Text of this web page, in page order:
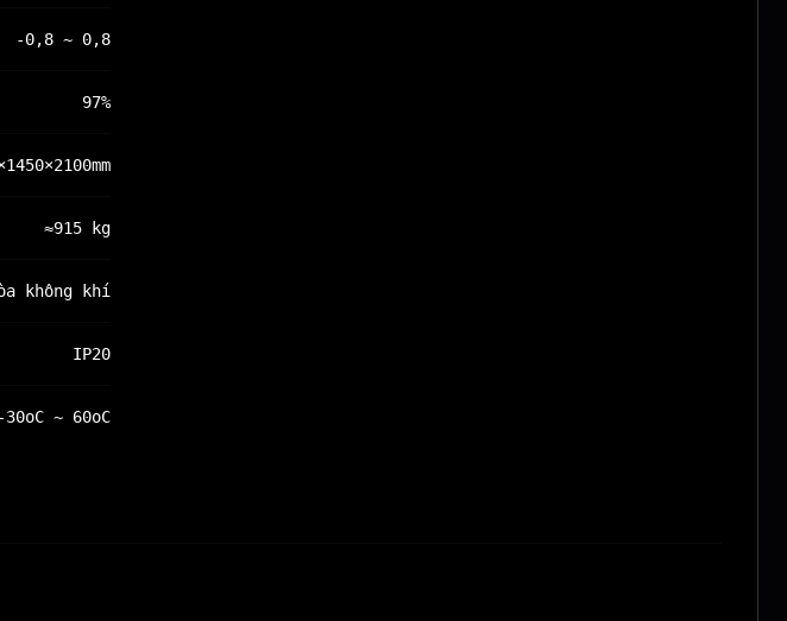
-0,8 ~ 0,8
97%
≈915 kg
không khí
IP20
-30oC ~ 60oC